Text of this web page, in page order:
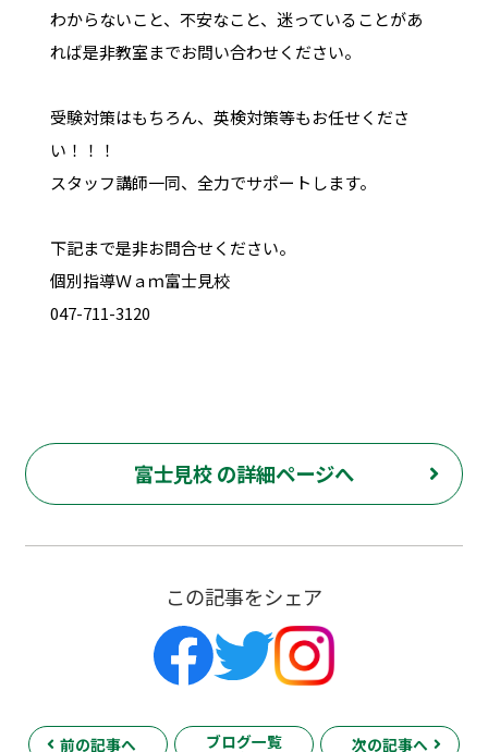
わからないこと、不安なこと、迷っていることがあ
れば是非教室までお問い合わせください。
受験対策はもちろん、英検対策等もお任せくださ
い！！！
スタッフ講師一同、全力でサポートします。
下記まで是非お問合せください。
個別指導Ｗａｍ富士見校
047-711-3120
富士見校 の詳細ページへ
この記事をシェア
前の記事へ ブログ一覧 次の記事へ